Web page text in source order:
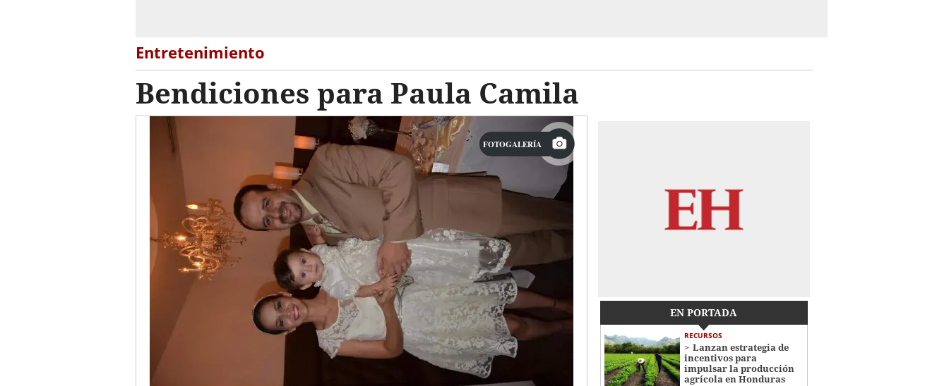
Entretenimiento
Bendiciones para Paula Camila
FOTOGALERÍA
EN PORTADA
RECURSOS
Lanzan estrategia de
incentivos para
impulsar la producción
agrícola en Honduras